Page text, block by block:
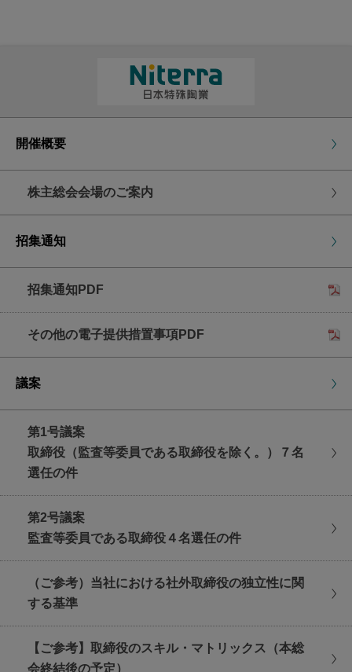
までに到着するようご返送ください。議決権行使
書面において、議案に賛否の表示がない場合は、
賛成の意思表示をされたものとして取り扱わせて
いただきます。
議決権行使期限
2026年6月25日(木曜日)
議決権行使サイトにアクセスしていただき、
賛否をご入力ください。
議決権行使期限
2026年6月25日(木曜日)
午後5時まで
開催概要
株主総会会場のご案内
招集通知
招集通知PDF
その他の電子提供措置事項PDF
議案
第1号議案
取締役（監査等委員である取締役を除く。）７名
選任の件
第2号議案
監査等委員である取締役４名選任の件
（ご参考）当社における社外取締役の独立性に関
する基準
【ご参考】取締役のスキル・マトリックス（本総
会終結後の予定）